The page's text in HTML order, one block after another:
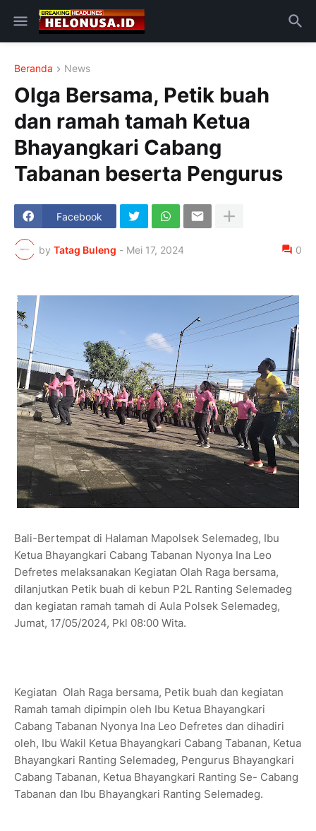
Beranda News
Olga Bersama, Petik buah
dan ramah tamah Ketua
Bhayangkari Cabang
Tabanan beserta Pengurus
Facebook
by Tatag Buleng - Mei 17, 2024 0
Bali-Bertempat di Halaman Mapolsek Selemadeg, Ibu
Ketua Bhayangkari Cabang Tabanan Nyonya Ina Leo
Defretes melaksanakan Kegiatan Olah Raga bersama,
dilanjutkan Petik buah di kebun P2L Ranting Selemadeg
dan kegiatan ramah tamah di Aula Polsek Selemadeg,
Jumat, 17/05/2024, Pkl 08:00 Wita.
Kegiatan Olah Raga bersama, Petik buah dan kegiatan
Ramah tamah dipimpin oleh Ibu Ketua Bhayangkari
Cabang Tabanan Nyonya Ina Leo Defretes dan dihadiri
oleh, Ibu Wakil Ketua Bhayangkari Cabang Tabanan, Ketua
Bhayangkari Ranting Selemadeg, Pengurus Bhayangkari
Cabang Tabanan, Ketua Bhayangkari Ranting Se- Cabang
Tabanan dan Ibu Bhayangkari Ranting Selemadeg.